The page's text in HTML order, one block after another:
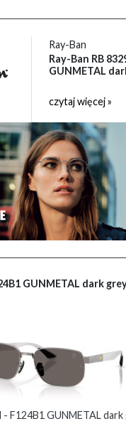
Ray-Ban
Ray-Ban RB
GUNMETAL
czytaj więcej »
GUNMETAL dark
- F124B1 GUNMETAL